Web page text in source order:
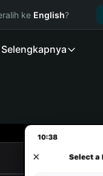
ke English?
Selengkapnya